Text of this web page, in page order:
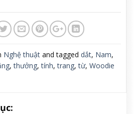
Nghệ thuật and tagged dắt, Nam,
,thưởng,tính,trang,từ, Woodie